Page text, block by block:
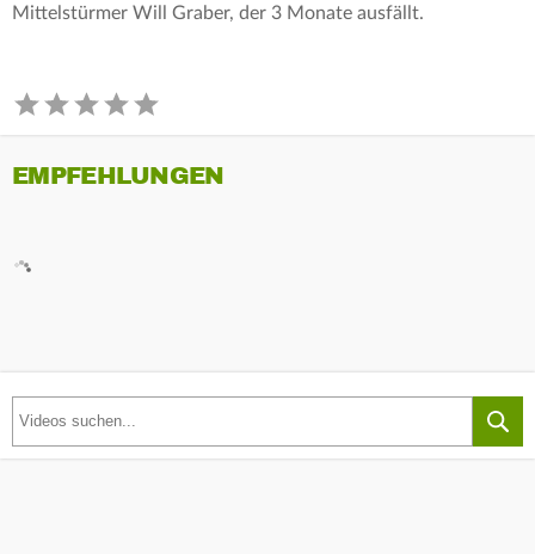
Mittelstürmer Will Graber, der 3 Monate ausfällt.
EMPFEHLUNGEN